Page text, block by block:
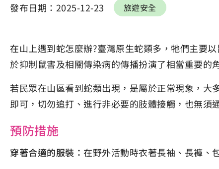
發布日期： 2025-12-23 旅遊安全
在山上遇到蛇怎麼辦?臺灣原生蛇類多，牠們主要
於抑制鼠害及相關傳染病的傳播扮演了相當重要的
若民眾在山區看到蛇類出現，是屬於正常現象，
即可，切勿追打、進行非必要的肢體接觸，也無須
預防措施
穿著合適的服裝： 在野外活動時衣著長袖、長褲、